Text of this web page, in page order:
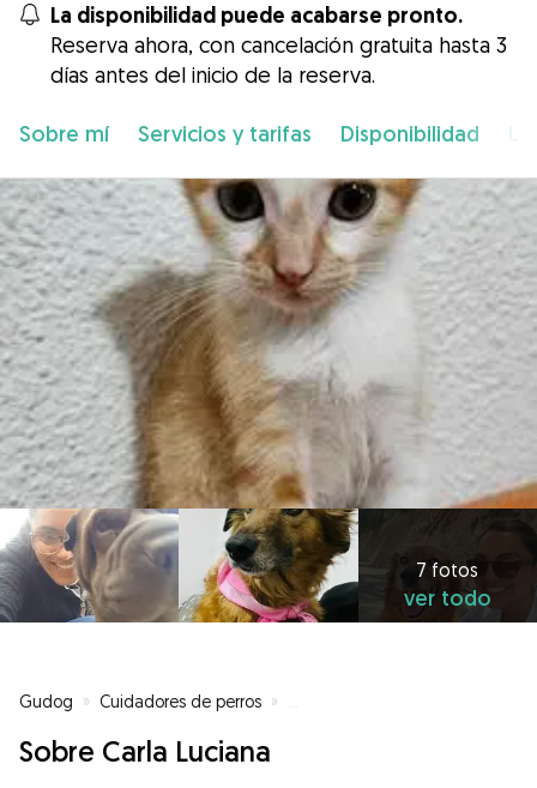
La disponibilidad puede acabarse pronto.
Reserva ahora, con cancelación gratuita hasta 3
días antes del inicio de la reserva.
Sobre mí Servicios y tarifas Disponibilidad
7 fotos
ver todo
Gudog » Cuidadores de perros »
Sobre Carla Luciana